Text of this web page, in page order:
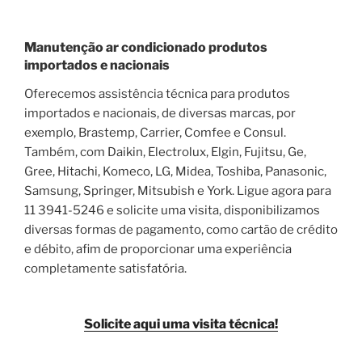
Manutenção ar condicionado produtos
importados e nacionais
Oferecemos assistência técnica para produtos
importados e nacionais, de diversas marcas, por
exemplo, Brastemp, Carrier, Comfee e Consul.
Também, com Daikin, Electrolux, Elgin, Fujitsu, Ge,
Gree, Hitachi, Komeco, LG, Midea, Toshiba, Panasonic,
Samsung, Springer, Mitsubish e York. Ligue agora para
11 3941-5246 e solicite uma visita, disponibilizamos
diversas formas de pagamento, como cartão de crédito
e débito, afim de proporcionar uma experiência
completamente satisfatória.
Solicite aqui uma visita técnica!